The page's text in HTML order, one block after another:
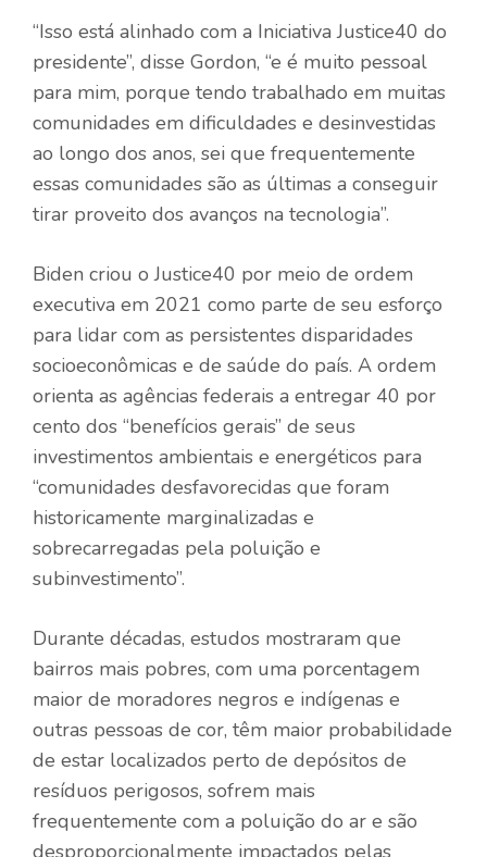
“Isso está alinhado com a Iniciativa Justice40 do
presidente”, disse Gordon, “e é muito pessoal
para mim, porque tendo trabalhado em muitas
comunidades em dificuldades e desinvestidas
ao longo dos anos, sei que frequentemente
essas comunidades são as últimas a conseguir
tirar proveito dos avanços na tecnologia”.
Biden criou o Justice40 por meio de ordem
executiva em 2021 como parte de seu esforço
para lidar com as persistentes disparidades
socioeconômicas e de saúde do país. A ordem
orienta as agências federais a entregar 40 por
cento dos “benefícios gerais” de seus
investimentos ambientais e energéticos para
“comunidades desfavorecidas que foram
historicamente marginalizadas e
sobrecarregadas pela poluição e
subinvestimento”.
Durante décadas, estudos mostraram que
bairros mais pobres, com uma porcentagem
maior de moradores negros e indígenas e
outras pessoas de cor, têm maior probabilidade
de estar localizados perto de depósitos de
resíduos perigosos, sofrem mais
frequentemente com a poluição do ar e são